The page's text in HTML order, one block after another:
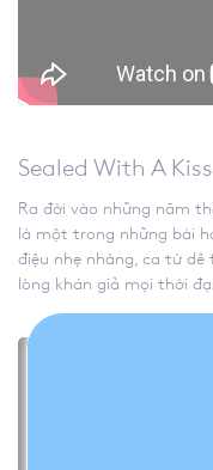
Sealed With A
Ra đời vào những năm
là một trong những bài
điệu nhẹ nhàng, ca từ
lòng khán giả mọi thời đại.